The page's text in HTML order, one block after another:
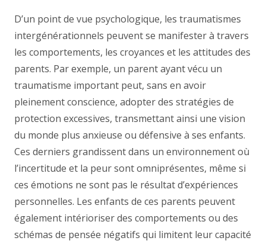
D’un point de vue psychologique, les traumatismes
intergénérationnels peuvent se manifester à travers
les comportements, les croyances et les attitudes des
parents. Par exemple, un parent ayant vécu un
traumatisme important peut, sans en avoir
pleinement conscience, adopter des stratégies de
protection excessives, transmettant ainsi une vision
du monde plus anxieuse ou défensive à ses enfants.
Ces derniers grandissent dans un environnement où
l’incertitude et la peur sont omniprésentes, même si
ces émotions ne sont pas le résultat d’expériences
personnelles. Les enfants de ces parents peuvent
également intérioriser des comportements ou des
schémas de pensée négatifs qui limitent leur capacité